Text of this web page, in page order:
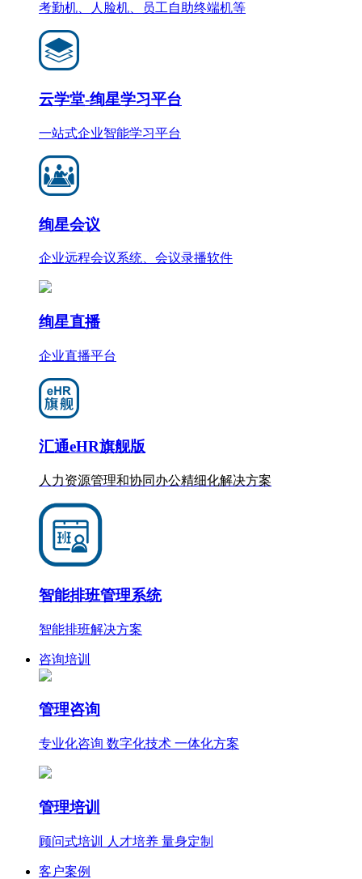
考勤机、人脸机、员工自助终端机等
云学堂-绚星学习平台
一站式企业智能学习平台
绚星会议
企业远程会议系统、会议录播软件
绚星直播
企业直播平台
汇通eHR旗舰版
人力资源管理和协同办公精细化解决方案
智能排班管理系统
智能排班解决方案
咨询培训
管理咨询
专业化咨询 数字化技术 一体化方案
管理培训
顾问式培训 人才培养 量身定制
客户案例